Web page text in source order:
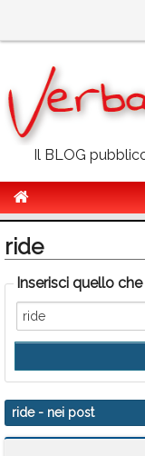
Il BLOG
Politica
Sport
Eventi
Info Utili
Rubriche
Calendario
ride
Inserisci quello
ride- nei post